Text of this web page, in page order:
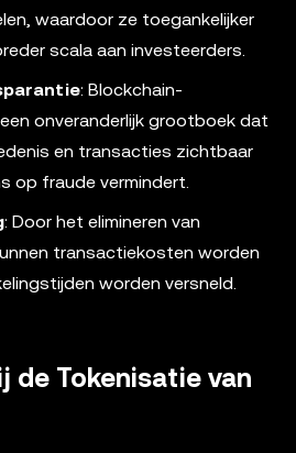
waardoor ze toegankelijker
scala aan investeerders.
: Blockchain-
onveranderlijk grootboek dat
en transacties zichtbaar
op fraude vermindert.
: Door het elimineren van
transactiekosten worden
worden versneld.
de Tokenisatie van